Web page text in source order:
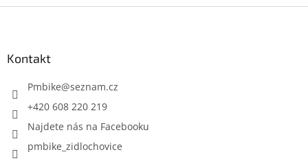
Kontakt
Pmbike@seznam.cz
+420 608 220 219
Najdete nás na Facebooku
pmbike_zidlochovice